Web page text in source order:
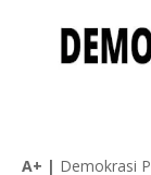
A+ | Demokrasi